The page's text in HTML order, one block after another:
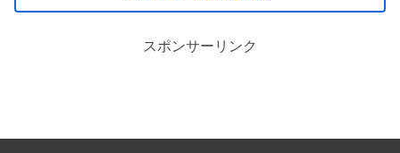
スポンサーリンク